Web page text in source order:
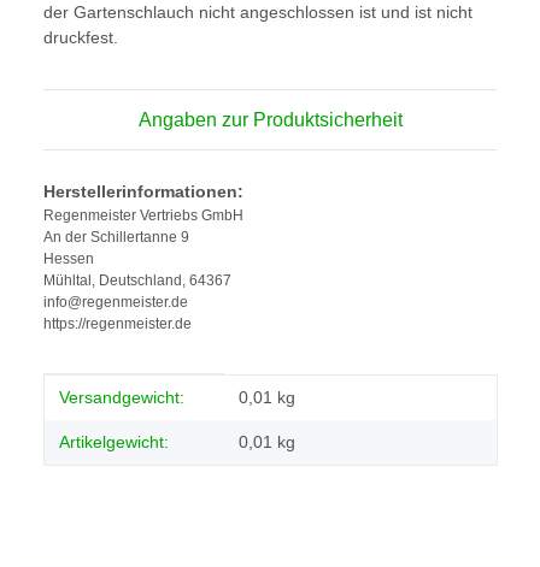
der Gartenschlauch nicht angeschlossen ist und ist nicht
druckfest.
Angaben zur Produktsicherheit
Herstellerinformationen:
Regenmeister Vertriebs GmbH
An der Schillertanne 9
Hessen
Mühltal, Deutschland, 64367
info@regenmeister.de
https://regenmeister.de
Produkteigenschaft
Wert
Versandgewicht: 0,01 kg
Artikelgewicht: 0,01 kg